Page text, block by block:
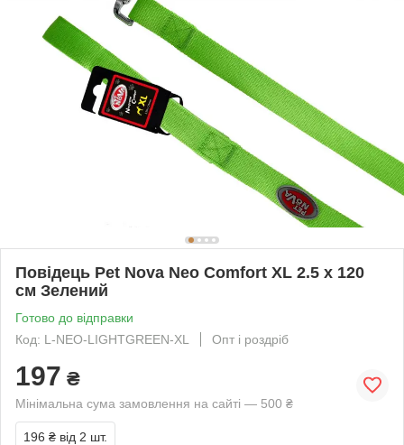
Повідець Pet Nova Neo Comfort XL 2.5 х 120
см Зелений
Готово до відправки
Код: L-NEO-LIGHTGREEN-XL
Опт і роздріб
197 ₴
Мінімальна сума замовлення на сайті — 500 ₴
196 ₴ від 2 шт.